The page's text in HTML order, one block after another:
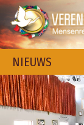
NIEUWS